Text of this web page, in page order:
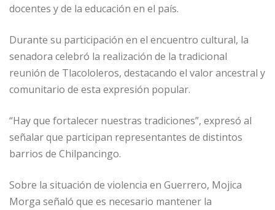
docentes y de la educación en el país.
Durante su participación en el encuentro cultural, la
senadora celebró la realización de la tradicional
reunión de Tlacololeros, destacando el valor ancestral y
comunitario de esta expresión popular.
“Hay que fortalecer nuestras tradiciones”, expresó al
señalar que participan representantes de distintos
barrios de Chilpancingo.
Sobre la situación de violencia en Guerrero, Mojica
Morga señaló que es necesario mantener la